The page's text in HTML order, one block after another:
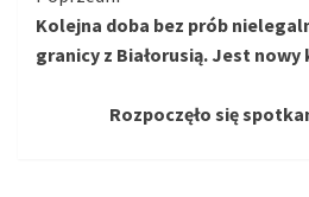
czytanie
Kolejna doba bez prób
granicy z Białorusią. Jest nowy
Rozpoczęło się